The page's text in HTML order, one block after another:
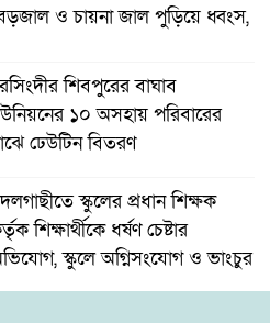
ও চায়না জাল পুড়িয়ে ধ্বংস,
শিবপুরের বাঘাব
১০ অসহায় পরিবারের
ঢেউটিন বিতরণ
স্কুলের প্রধান শিক্ষক
শিক্ষার্থীকে ধর্ষণ চেষ্টার
স্কুলে অগ্নিসংযোগ ও ভাংচুর